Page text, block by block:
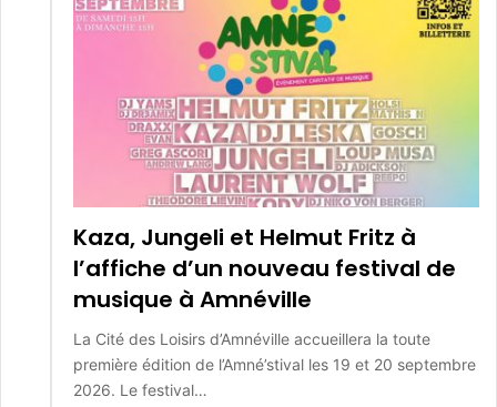
Kaza, Jungeli et Helmut Fritz à
l’affiche d’un nouveau festival de
musique à Amnéville
La Cité des Loisirs d’Amnéville accueillera la toute
première édition de l’Amné’stival les 19 et 20 septembre
2026. Le festival…